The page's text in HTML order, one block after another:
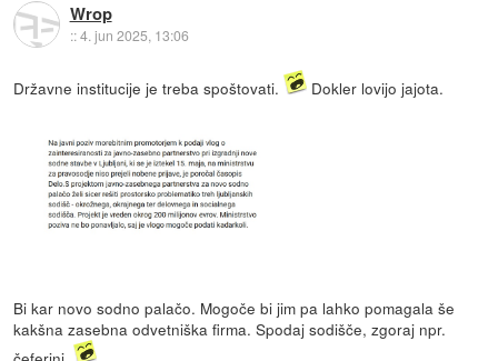
Wrop
::4. jun 2025, 13:06
Državne institucije je treba spoštovati. Dokler lovijo jajota.
Bi kar novo sodno palačo. Mogoče bi jim pa lahko pomagala še
kakšna zasebna odvetniška firma. Spodaj sodišče, zgoraj npr.